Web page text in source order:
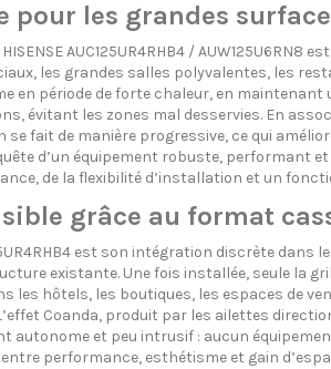
pour les grandes
AUC125UR4RHB4 /
les grandes salles polyvalentes, les
période de forte chaleur, en
évitant les zones mal desservies. En
fait de manière progressive, ce qui
d’un équipement robuste, performant
de la flexibilité d’installation et un
grâce au format
est son intégration discrète
existante. Une fois installée, seule la
hôtels, les boutiques, les espaces de
Coanda, produit par les ailettes
autonome et peu intrusif : aucun
performance, esthétisme et gain